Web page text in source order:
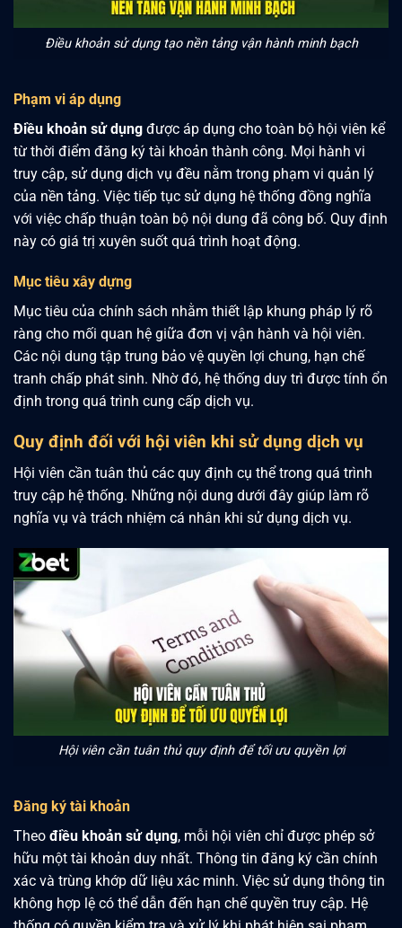
Điều khoản sử dụng tạo nền tảng vận hành minh bạch
Phạm vi áp dụng
Điều khoản sử dụng được áp dụng cho toàn bộ hội viên kể
từ thời điểm đăng ký tài khoản thành công. Mọi hành vi
truy cập, sử dụng dịch vụ đều nằm trong phạm vi quản lý
của nền tảng. Việc tiếp tục sử dụng hệ thống đồng nghĩa
với việc chấp thuận toàn bộ nội dung đã công bố. Quy định
này có giá trị xuyên suốt quá trình hoạt động.
Mục tiêu xây dựng
Mục tiêu của chính sách nhằm thiết lập khung pháp lý rõ
ràng cho mối quan hệ giữa đơn vị vận hành và hội viên.
Các nội dung tập trung bảo vệ quyền lợi chung, hạn chế
tranh chấp phát sinh. Nhờ đó, hệ thống duy trì được tính ổn
định trong quá trình cung cấp dịch vụ.
Quy định đối với hội viên khi sử dụng dịch vụ
Hội viên cần tuân thủ các quy định cụ thể trong quá trình
truy cập hệ thống. Những nội dung dưới đây giúp làm rõ
nghĩa vụ và trách nhiệm cá nhân khi sử dụng dịch vụ.
Hội viên cần tuân thủ quy định để tối ưu quyền lợi
Đăng ký tài khoản
Theo điều khoản sử dụng, mỗi hội viên chỉ được phép sở
hữu một tài khoản duy nhất. Thông tin đăng ký cần chính
xác và trùng khớp dữ liệu xác minh. Việc sử dụng thông tin
không hợp lệ có thể dẫn đến hạn chế quyền truy cập. Hệ